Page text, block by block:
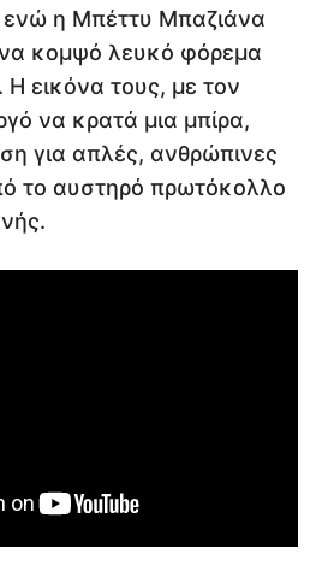
η Μπέττυ Μπαζιάνα
κομψό λευκό φόρεμα
Η εικόνα τους, με τον
να κρατά μια μπίρα,
για απλές, ανθρώπινες
το αυστηρό πρωτόκολλο